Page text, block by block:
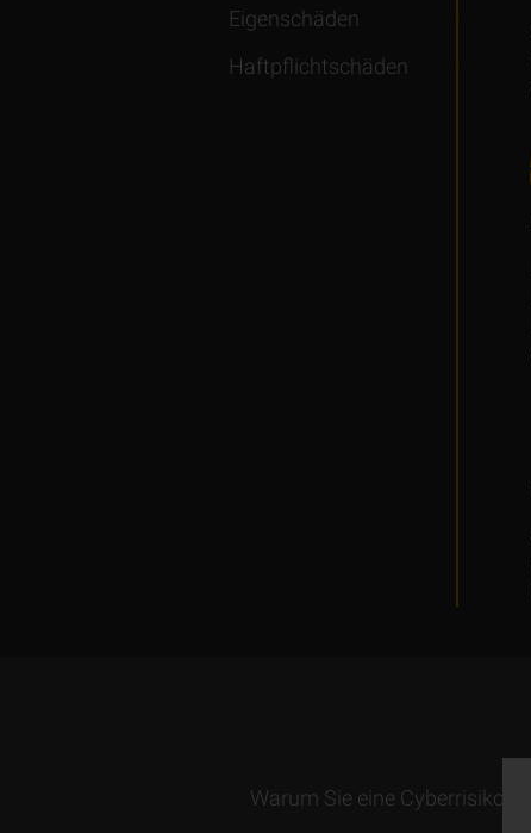
Eigenschäden
Haftpflichtschäden
Warum Sie eine